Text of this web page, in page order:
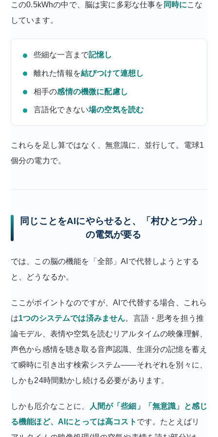
この0.5kWhの中で、脳は実に多彩な仕事を 同時にこな
しています。
些細な一言まで記憶し
離れた情報を結びつけて連想し
相手の感情の機微に配慮し
言語化できない場の空気を読む
これらを足し算ではなく、無意識に、並行して。電球1
個分の電力で。
同じことをAIにやらせると、「村ひとつ分」
の電気が要る
では、この脳の機能を「全部」AIで代替しようとする
と、どうなるか。
ここがポイントなのですが、AIで代替する場合、これら
は1つのシステムでは済みません。言語・思考を担う推
論モデル、表情や空気を読むリアルタイムの映像理解、
声色から感情を聴き取る音声認識、生涯分の記憶を蓄え
て瞬時に引き出す検索システム——それぞれを別々に、
しかも24時間動かし続ける必要があります。
しかも厄介なことに、
人間が「些細」「無意識」と感じ
る機能ほど、AIにとっては高コスト です。たとえばリ